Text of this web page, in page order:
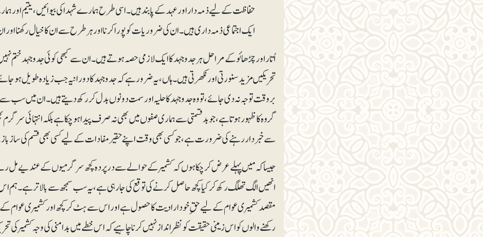
حفاظت کے لیے ذمہ دار اور عہد کے پابند ہیں۔ اسی طرح ہمارے شہداکی بیوائیں، یتیم
ایک اجتماعی ذمہ داری ہیں۔ ان کی ضروریات کو پورا کرنا اور ہرطرح سے ان کا خیال رکھنا
اُتار اور چڑھائو کے مراحل ہر جدوجہد کا ایک لازمی حصہ ہوتے ہیں۔ ان سے کبھی کوئی جدوجہد ختم
تحریکیں مزید سنورتی اور نکھرتی ہیں۔ ہاں، یہ ضرور ہے کہ جدوجہد کا دورانیہ جب زیادہ طویل
بروقت توجہ نہ دی جائے، تو وہ جدوجہد کا حلیہ اور سمت دونوں بدل کر رکھ دیتے ہیں۔ ان میں سب
گروہ کا ظہورہوتا ہے، جو بدقسمتی سے ہماری صفوں میں بھی نہ صرف پیدا ہوچکا ہے بلکہ انتہائی
سے خبردار رہنے کی ضرورت ہے، جو کسی بھی وقت اپنے حقیر مفادات کے لیے کسی بھی قسم کی سازباز
جیساکہ مَیں پہلے عرض کرچکا ہوں کہ کشمیر کے حوالے سے درپردہ کچھ سرگرمیوں کے عندیے مل
انھیں الگ تھلگ رکھ کر کیا کچھ حاصل کرنے کی توقع کی جارہی ہے، یہ سب سمجھ سے بالاتر ہے۔ ہم اس
مقصد کشمیری عوام کے لیے حقِ خود ارادیت کا حصول ہے اور اس سے ہٹ کر کچھ اور کشمیری عوام کے
رکھنے والوں کو اس زمینی حقیقت کو نظرانداز نہیں کرنا چاہیے کہ اس خطے میں بدامنی کی وجہ کشمیر کی